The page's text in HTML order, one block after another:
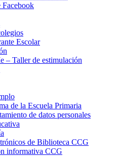
Facebook
Escolar
– Taller de estimulación
de la Escuela Primaria
de datos personales
de Biblioteca CCG
informativa CCG